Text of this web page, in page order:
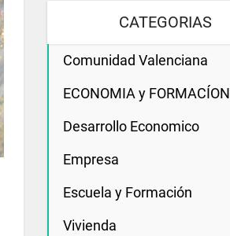
CATEGORIAS
Comunidad Valenciana
ECONOMIA y FORMACÍON
Desarrollo Economico
Empresa
Escuela y Formación
Vivienda